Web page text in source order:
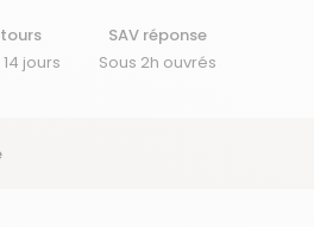
jours
SAV réponse
Sous 2h ouvrés